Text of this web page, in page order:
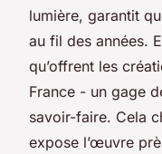
lumière, garantit
au fil des années.
qu’offrent les
France - un gage
savoir-faire. Cela
expose l’œuvre